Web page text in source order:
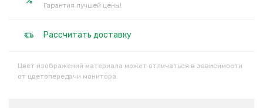
Гарантия лучшей цены!
Рассчитать доставку
Цвет изображений материала может отличаться в зависимости
от цветопередачи монитора.